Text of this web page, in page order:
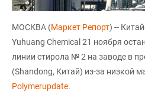
МОСКВА (Маркет Репорт) --
Yuhuang Chemical 21 ноября
линии стирола № 2 на заводе в
(Shandong, Китай) из-за низкой
Polymerupdate.